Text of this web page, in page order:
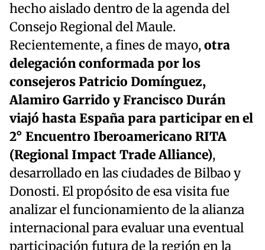
hecho aislado dentro de la agenda del
Consejo Regional del Maule.
Recientemente, a fines de mayo,otra
delegación conformada por los
consejeros Patricio Domínguez,
Alamiro Garrido y Francisco Durán
viajó hasta España para participar en el
2° Encuentro Iberoamericano RITA
(Regional Impact Trade Alliance),
desarrollado en las ciudades de Bilbao y
Donosti. El propósito de esa visita fue
analizar el funcionamiento de la alianza
internacional para evaluar una eventual
participación futura de la región en la